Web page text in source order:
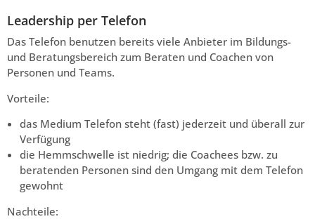
Leadership per Telefon
Das Telefon benutzen bereits viele Anbieter im Bildungs-
und Beratungsbereich zum Beraten und Coachen von
Personen und Teams.
Vorteile:
das Medium Telefon steht (fast) jederzeit und überall zur
Verfügung
die Hemmschwelle ist niedrig; die Coachees bzw. zu
beratenden Personen sind den Umgang mit dem Telefon
gewohnt
Nachteile: